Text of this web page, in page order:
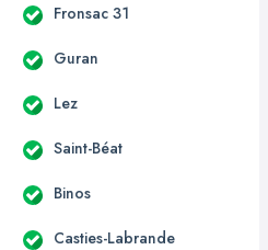
Fronsac 31
Guran
Lez
Saint-Béat
Binos
Casties-Labrande